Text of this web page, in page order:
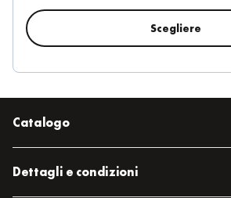
Scegliere
Catalogo
Dettagli e condizioni